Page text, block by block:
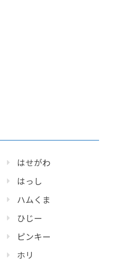
はせがわ
はっし
ハムくま
ひじー
ピンキー
ホリ